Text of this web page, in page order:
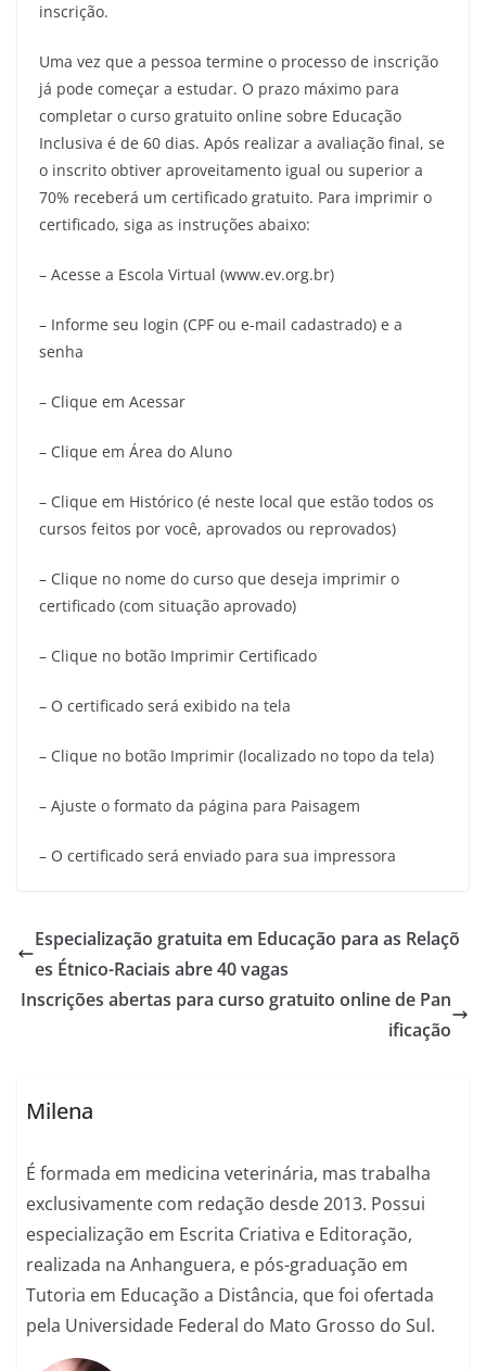
inscrição.
Uma vez que a pessoa termine o processo de inscrição
já pode começar a estudar. O prazo máximo para
completar o curso gratuito online sobre Educação
Inclusiva é de 60 dias. Após realizar a avaliação final, se
o inscrito obtiver aproveitamento igual ou superior a
70% receberá um certificado gratuito. Para imprimir o
certificado, siga as instruções abaixo:
– Acesse a Escola Virtual (www.ev.org.br)
– Informe seu login (CPF ou e-mail cadastrado) e a
senha
– Clique em Acessar
– Clique em Área do Aluno
– Clique em Histórico (é neste local que estão todos os
cursos feitos por você, aprovados ou reprovados)
– Clique no nome do curso que deseja imprimir o
certificado (com situação aprovado)
– Clique no botão Imprimir Certificado
– O certificado será exibido na tela
– Clique no botão Imprimir (localizado no topo da tela)
– Ajuste o formato da página para Paisagem
– O certificado será enviado para sua impressora
Especialização gratuita em Educação para as Relaçõ
es Étnico-Raciais abre 40 vagas
Inscrições abertas para curso gratuito online de Pan
ificação
Milena
É formada em medicina veterinária, mas trabalha
exclusivamente com redação desde 2013. Possui
especialização em Escrita Criativa e Editoração,
realizada na Anhanguera, e pós-graduação em
Tutoria em Educação a Distância, que foi ofertada
pela Universidade Federal do Mato Grosso do Sul.